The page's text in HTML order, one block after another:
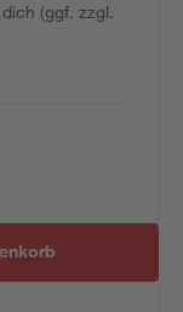
(ggf. zzgl.